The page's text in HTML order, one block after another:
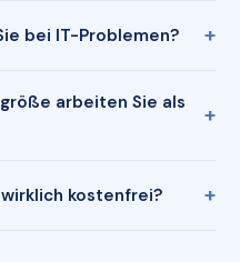
bei IT-Problemen?
arbeiten Sie als
kostenfrei?